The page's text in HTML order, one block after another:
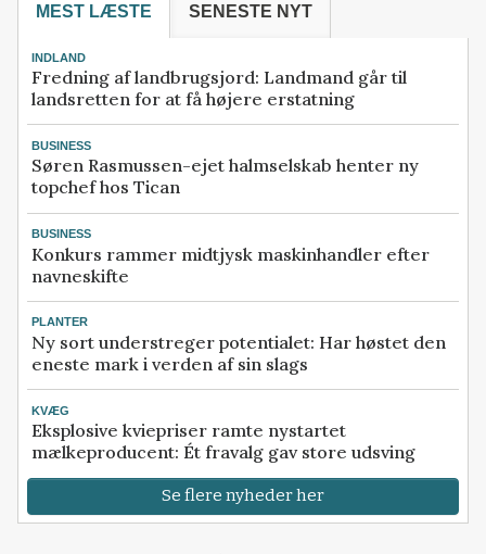
MEST LÆSTE SENESTE NYT
INDLAND
Fredning af landbrugsjord: Landmand går til
landsretten for at få højere erstatning
BUSINESS
Søren Rasmussen-ejet halmselskab henter ny
topchef hos Tican
BUSINESS
Konkurs rammer midtjysk maskinhandler efter
navneskifte
PLANTER
Ny sort understreger potentialet: Har høstet den
eneste mark i verden af sin slags
KVÆG
Eksplosive kviepriser ramte nystartet
mælkeproducent: Ét fravalg gav store udsving
Se flere nyheder her